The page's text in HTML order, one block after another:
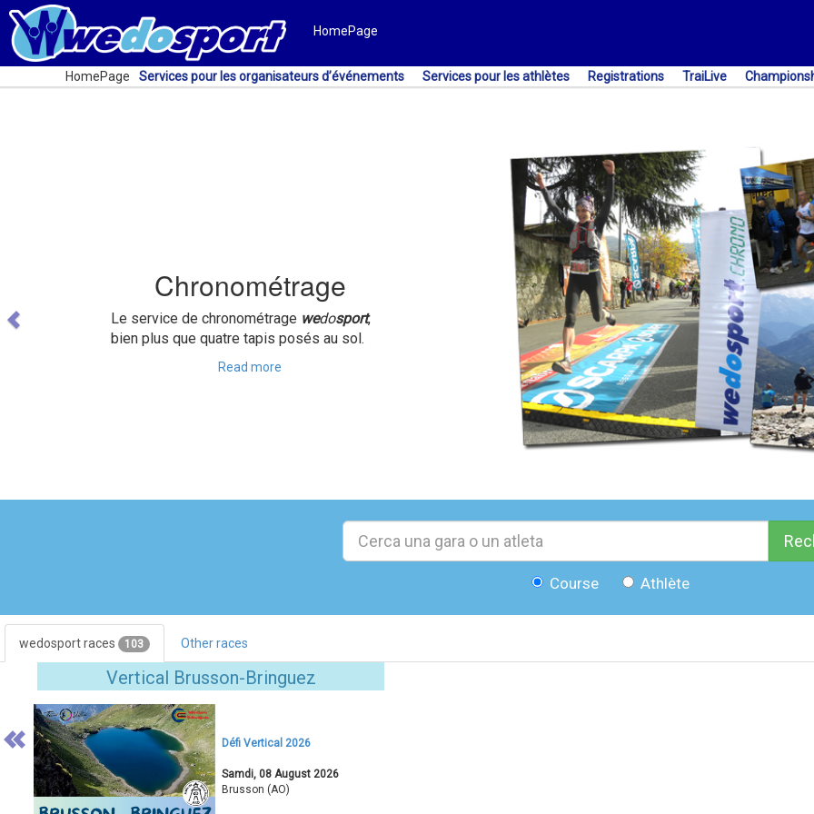
HomePage
HomePage Services pour les organisateurs d’événements Services pour les athlètes Registrations TraiLive
Chronométrage
Le service de chronométrage wedosport,
bien plus que quatre tapis posés au sol.
Read more
Course Athlète
wedosport races 103 Other races
Vertical Brusson-Bringuez
Défi Vertical 2026
Samdi, 08 August 2026
Brusson (AO)